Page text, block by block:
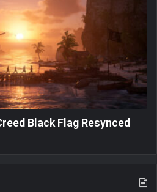
Black Flag Resynced